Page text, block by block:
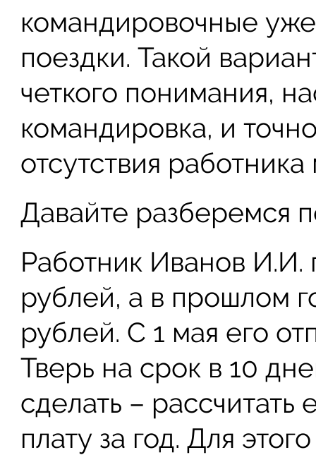
командировочные
поездки. Такой
четкого понимания,
командировка, и
отсутствия работника
Давайте разберемся
Работник Иванов И.И.
рублей, а в прошлом
рублей. С 1 мая его
Тверь на срок в 10
сделать –
плату за год. Для